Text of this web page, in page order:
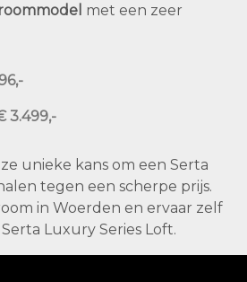
met een zeer
3.499,-
unieke kans om een Serta
tegen een scherpe prijs.
in Woerden en ervaar zelf
Luxury Series Loft.